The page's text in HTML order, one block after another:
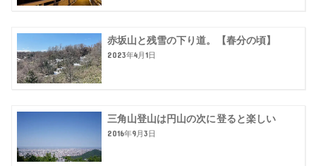
赤坂山と残雪の下り道。【春分の頃】
2023年4月1日
三角山登山は円山の次に登ると楽しい
2016年9月3日